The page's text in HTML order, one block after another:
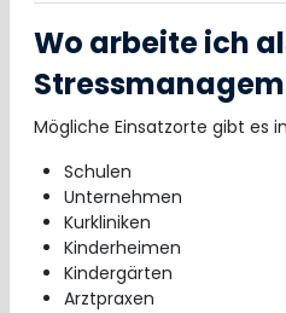
Wo arbeite ich
Mögliche Einsatzorte gibt es
Schulen
Unternehmen
Kurkliniken
Kinderheimen
Kindergärten
Arztpraxen